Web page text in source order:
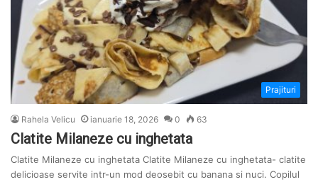
Prajituri
Rahela Velicu ianuarie 18, 2026 0 63
Clatite Milaneze cu inghetata
Clatite Milaneze cu inghetata Clatite Milaneze cu inghetata- clatite
delicioase servite intr-un mod deosebit cu banana si nuci. Copilul